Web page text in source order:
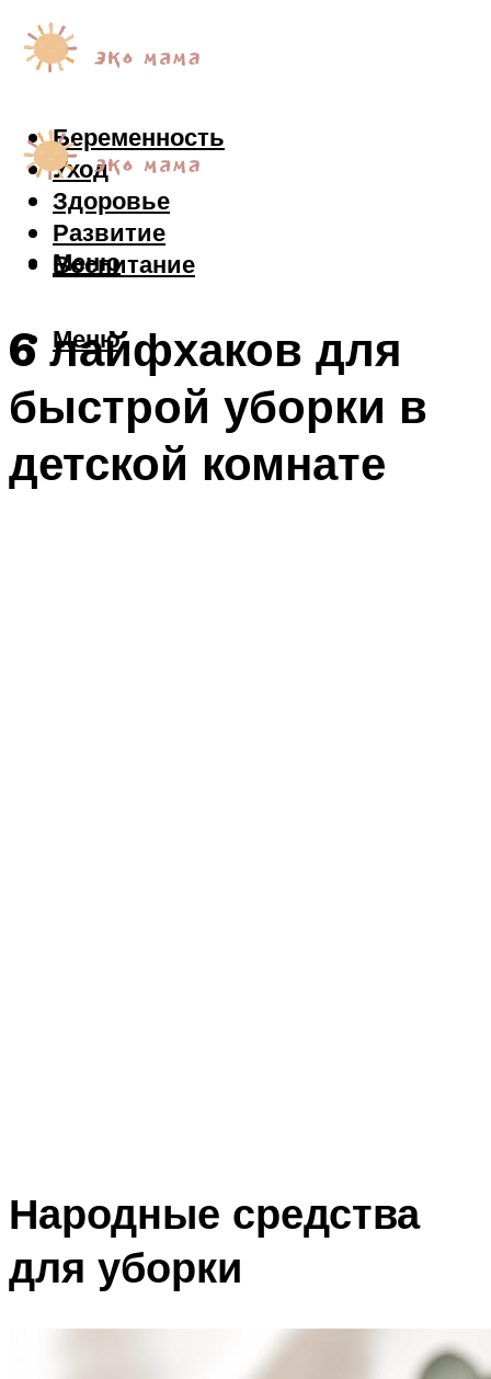
Беременность
Уход
Здоровье
Развитие
Воспитание
Меню
Меню
6 лайфхаков для
быстрой уборки в
детской комнате
Народные средства
для уборки